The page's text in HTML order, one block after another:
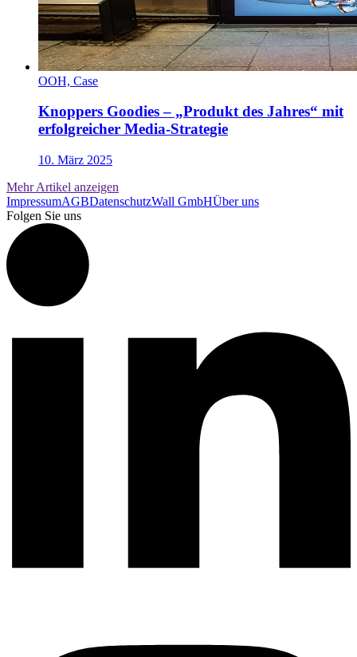
OOH, Case
Knoppers Goodies – „Produkt des Jahres“ mit
erfolgreicher Media-Strategie
10. März 2025
Mehr Artikel anzeigen
ImpressumAGBDatenschutzWall GmbHÜber uns
Folgen Sie uns